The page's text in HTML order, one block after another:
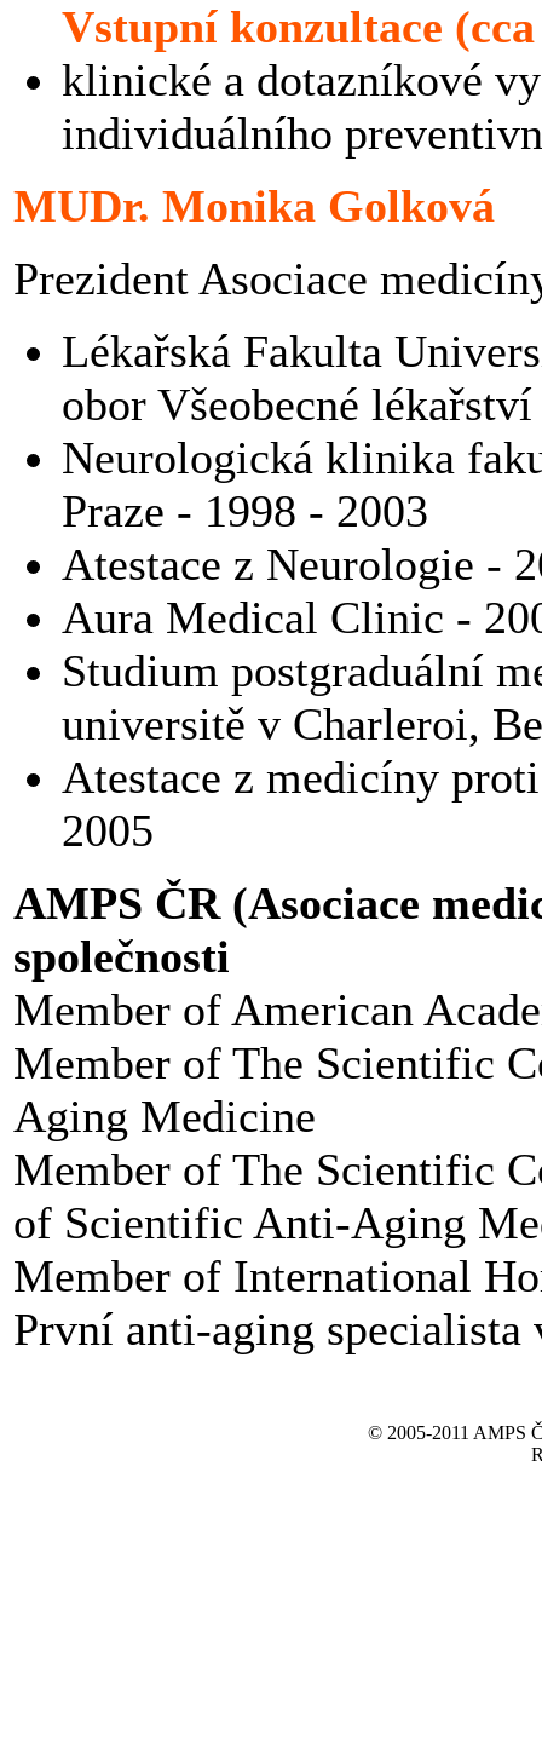
Vstupní konzultace
klinické a dotazníkové
individuálního
MUDr. Monika Golková
Prezident Asociace
Lékařská Fakulta
obor Všeobecné
Neurologická klinika
Praze - 1998 - 2003
Atestace z Neurologie -
Aura Medical Clinic -
Studium postgraduální
universitě v Charleroi,
Atestace z medicíny
2005
AMPS ČR (Asociace
společnosti
Member of American
Member of The Scientific
Aging Medicine
Member of The Scientific
of Scientific Anti-Aging
Member of International
První anti-aging specialista
© 2005-2011 AMPS